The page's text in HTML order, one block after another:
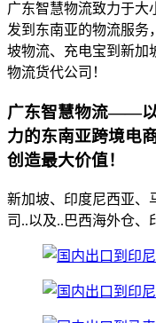
广东智慧物流致力于大
发到东南亚的物流服务
坡物流、充电宝到新加
物流货代公司！
广东智慧物流——
力的东南亚跨境电
创造最大价值！
新加坡、印度尼西亚、
司..以及..巴西海外仓、